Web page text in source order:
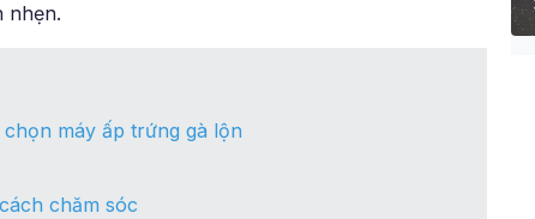
nhẹn.
máy ấp trứng gà lộn
chăm sóc